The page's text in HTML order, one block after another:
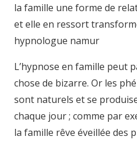
la famille une forme de
et elle en ressort
hypnologue namur
L’hypnose en famille peut
chose de bizarre. Or les
sont naturels et se
chaque jour ; comme par
la famille rêve éveillée des